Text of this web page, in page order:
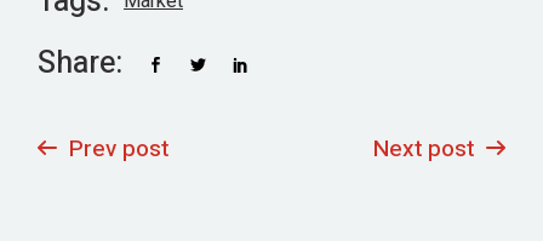
Share:
Prev post Next post